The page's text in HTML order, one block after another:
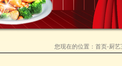
您现在的位置： 首页-厨艺